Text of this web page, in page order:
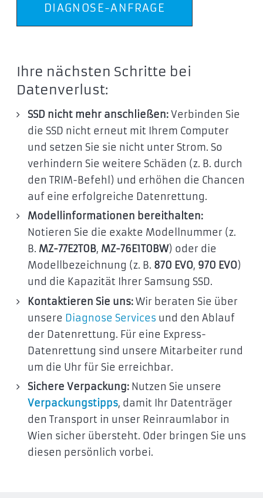
DIAGNOSE-ANFRAGE
Ihre nächsten Schritte bei
Datenverlust:
SSD nicht mehr anschließen:Verbinden Sie
die SSD nicht erneut mit Ihrem Computer
und setzen Sie sie nicht unter Strom. So
verhindern Sie weitere Schäden (z. B. durch
den TRIM-Befehl) und erhöhen die Chancen
auf eine erfolgreiche Datenrettung.
Modellinformationen bereithalten:
Notieren Sie die exakte Modellnummer (z.
B. MZ-77E2T0B, MZ-76E1T0BW) oder die
Modellbezeichnung (z. B. 870 EVO, 970 EVO)
und die Kapazität Ihrer Samsung SSD.
Kontaktieren Sie uns:Wir beraten Sie über
unsere Diagnose Services und den Ablauf
der Datenrettung. Für eine Express-
Datenrettung sind unsere Mitarbeiter rund
um die Uhr für Sie erreichbar.
Sichere Verpackung:Nutzen Sie unsere
Verpackungstipps, damit Ihr Datenträger
den Transport in unser Reinraumlabor in
Wien sicher übersteht. Oder bringen Sie uns
diesen persönlich vorbei.